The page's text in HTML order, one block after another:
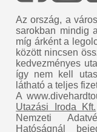
Az ország, a
sarokban mindig
míg árként a
között nincsen
kedvezményes
így nem kell
látható a teljes
A
Utazási Iroda Kft.
Nemzeti
Hatóságnál